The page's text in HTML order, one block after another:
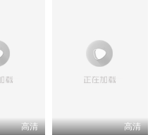
高清 高清